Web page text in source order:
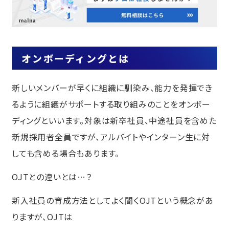
オンボーディングを実施する際のポイン
オンボーディングの計画設計
受け入れ体制の準備
計画を実行
生成AI導入で、オンボーディングプロセ
スの効率化と質の向上を実現しません
か？
オンボーディングの導入事例
株式会社メルペイ
コネヒト株式会社
まとめ｜オンボーディングによって組織
オンボーディングとは
新しいメンバーが早くに組織に馴染み、能力を発揮でき
るように組織がサポートする取り組みのことをオンボー
ディングといいます。対象は新卒社員、中途社員を含めた
新規採用者全員ですが、アルバイトやインターン生に対
しても含める場合もあります。
OJTとの違いとは…？
新入社員の育成方法としてよく聞くOJTという概念があ
りますが、OJTは